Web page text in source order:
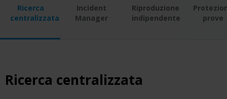
Ricerca
centralizzata
Incident
Manager
Riproduzione
indipendente
prove
Ricerca centralizzata